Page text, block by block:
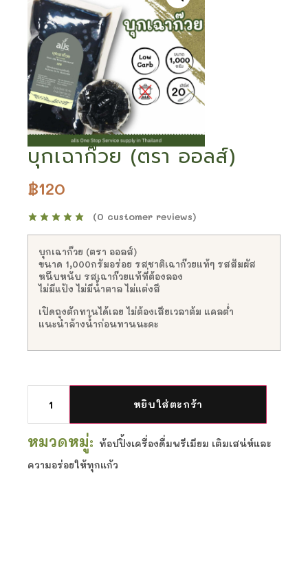
บุกเฉาก๊วย (ตรา ออลส์)
฿120
(0 customer reviews)
บุกเฉาก๊วย (ตรา ออลส์)
ขนาด 1,000กรัมอร่อย รสชาติเฉาก๊วยแท้ๆ รสสัมผัส
หนึบหนับ รสเฉาก๊วยแท้ที่ต้องลอง
ไม่มีแป้ง ไม่มีน้ำตาล ไม่แต่งสี
เปิดถุงตักทานได้เลย ไม่ต้องเสียเวลาต้ม แคลต่ำ
แนะนำล้างน้ำก่อนทานนะคะ
หยิบใส่ตะกร้า
หมวดหมู่:
ท้อปปิ้งเครื่องดื่มพรีเมียม เติมเสน่ห์และ
ความอร่อยให้ทุกแก้ว